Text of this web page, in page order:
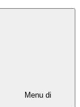
Menu di